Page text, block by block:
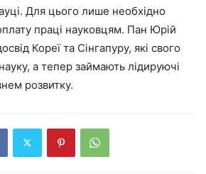
Для цього лише необхідно
праці науковцям. Пан Юрій
Кореї та Сінгапуру, які свого
а тепер займають лідируючі
розвитку.